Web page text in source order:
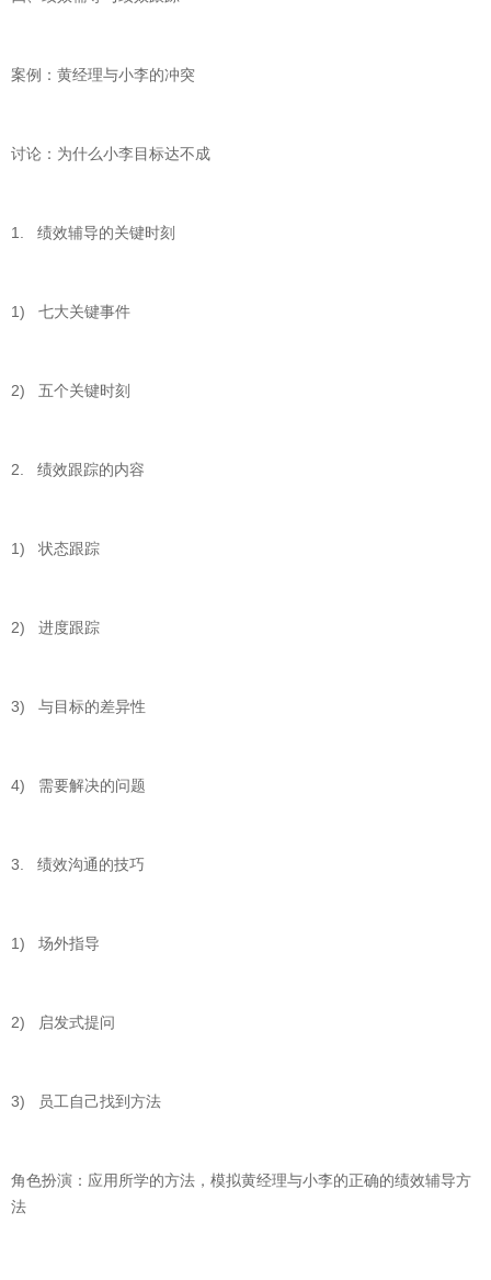
案例：黄经理与小李的冲突
讨论：为什么小李目标达不成
1. 绩效辅导的关键时刻
1) 七大关键事件
2) 五个关键时刻
2. 绩效跟踪的内容
1) 状态跟踪
2) 进度跟踪
3) 与目标的差异性
4) 需要解决的问题
3. 绩效沟通的技巧
1) 场外指导
2) 启发式提问
3) 员工自己找到方法
角色扮演：应用所学的方法，模拟黄经理与小李的正确的绩效辅导方
法